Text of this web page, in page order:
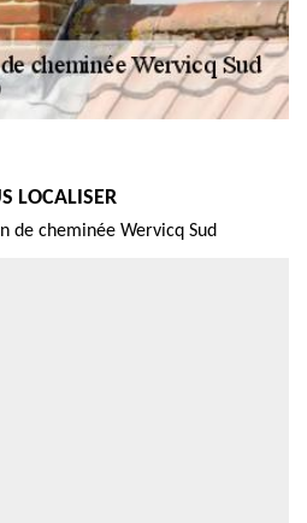
LOCALISER
de cheminée Wervicq Sud